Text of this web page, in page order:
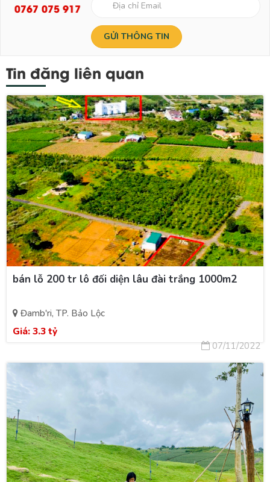
0767 075 917
Tin đăng liên quan
bán lỗ 200 tr lô đối diện lâu đài trắng 1000m2
Đamb'ri, TP. Bảo Lộc
Giá:3.3 tỷ
07/11/2022